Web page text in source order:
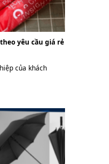
yêu cầu giá rẻ
của khách